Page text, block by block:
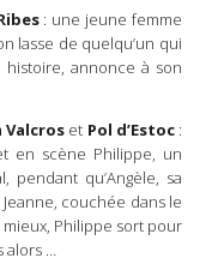
: une jeune femme
lasse de quelqu’un qui
annonce à son
Valcros et Pol d’Estoc:
en scène Philippe, un
qu’Angèle, sa
couchée dans le
Philippe sort pour
alors …